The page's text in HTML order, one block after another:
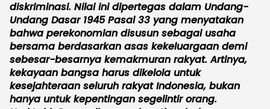
diskriminasi. Nilai ini dipertegas dalam Undang-
Undang Dasar 1945 Pasal 33 yang menyatakan
bahwa perekonomian disusun sebagai usaha
bersama berdasarkan asas kekeluargaan demi
sebesar-besarnya kemakmuran rakyat. Artinya,
kekayaan bangsa harus dikelola untuk
kesejahteraan seluruh rakyat Indonesia, bukan
hanya untuk kepentingan segelintir orang.